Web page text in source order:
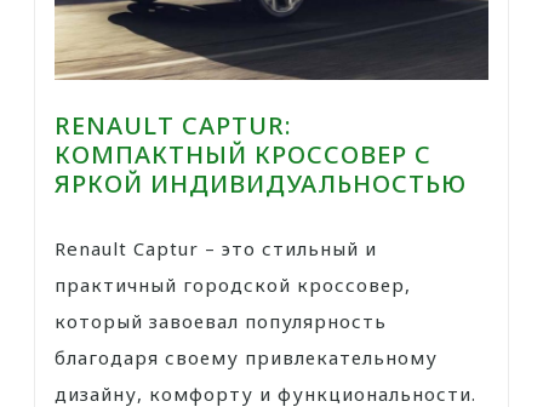
RENAULT CAPTUR:
КОМПАКТНЫЙ КРОССОВЕР С
ЯРКОЙ ИНДИВИДУАЛЬНОСТЬЮ
Renault Captur – это стильный и
практичный городской кроссовер,
который завоевал популярность
благодаря своему привлекательному
дизайну, комфорту и функциональности.